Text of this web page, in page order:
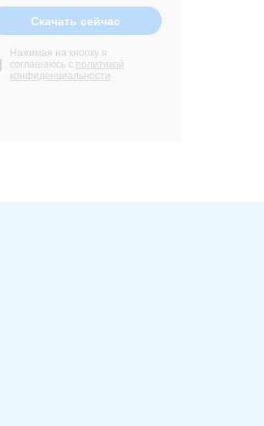
Нажимая на кнопку я
соглашаюсь с политикой
конфиденциальности